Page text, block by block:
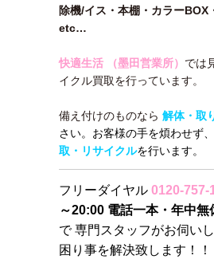
除機/イス・本棚・カラーBOX
etc…
快適生活 （墨田営業所） では
イクル買取を行っています。
備え付けのものなら 解体・取
さい。お客様の手を煩わせず、
取・リサイクルを行います。
フリーダイヤル 0120-757-
～20:00 電話一本・年中無
で 専門スタッフがお伺い
困り事を解決致します！！